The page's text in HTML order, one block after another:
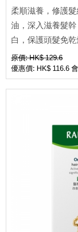
柔順滋養，修護
油，深入滋養髮
白，保護頭髮免
原價: HK$ 129.6
優惠價: HK$ 116.6